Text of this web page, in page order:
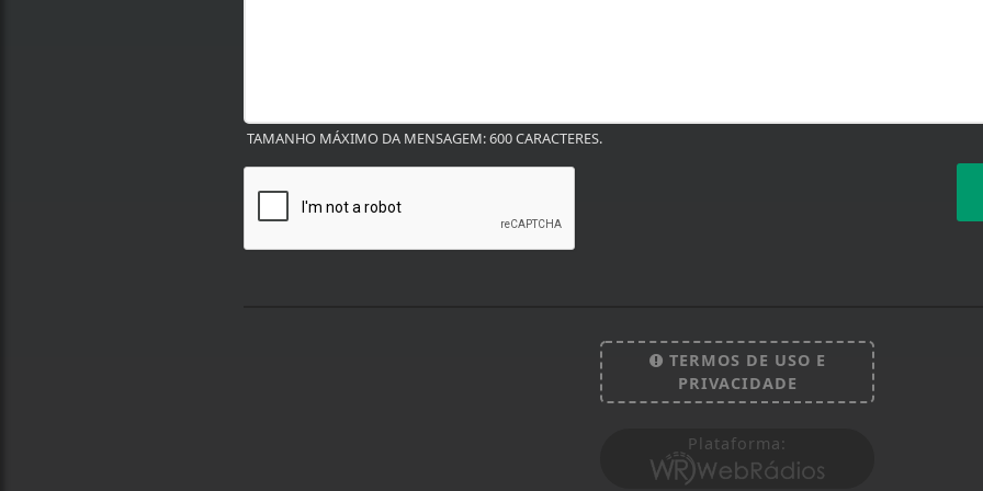
TAMANHO MÁXIMO DA MENSAGEM: 600 CARACTERES.
TERMOS DE USO E
PRIVACIDADE
Plataforma: